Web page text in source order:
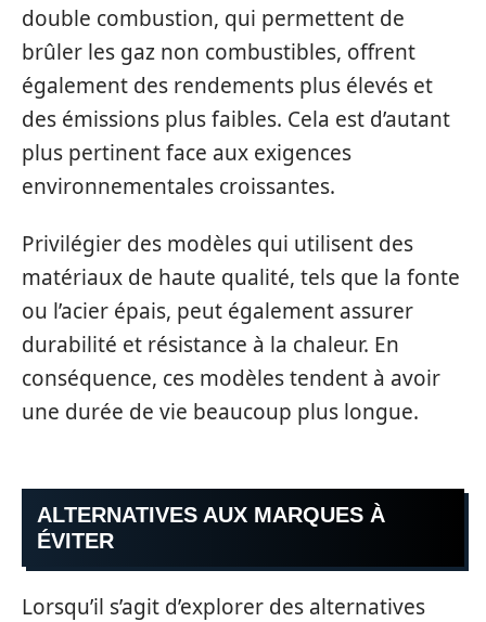
double combustion, qui permettent de
brûler les gaz non combustibles, offrent
également des rendements plus élevés et
des émissions plus faibles. Cela est d’autant
plus pertinent face aux exigences
environnementales croissantes.
Privilégier des modèles qui utilisent des
matériaux de haute qualité, tels que la fonte
ou l’acier épais, peut également assurer
durabilité et résistance à la chaleur. En
conséquence, ces modèles tendent à avoir
une durée de vie beaucoup plus longue.
ALTERNATIVES AUX MARQUES À
ÉVITER
Lorsqu’il s’agit d’explorer des alternatives